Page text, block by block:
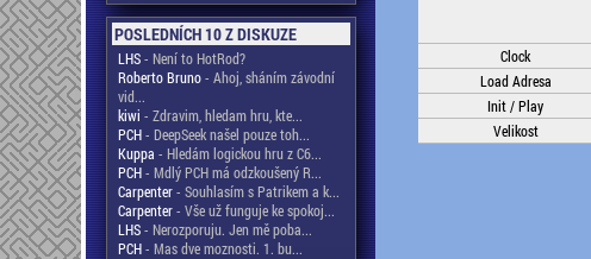
POSLEDNÍCH 10 Z DISKUZE
LHS- Není to HotRod?
Roberto Bruno- Ahoj, sháním závodní
vid...
kiwi - Zdravim, hledam hru, kte...
PCH- DeepSeek našel pouze toh...
Kuppa - Hledám logickou hru z C6...
PCH- Mdlý PCH má odzkoušený R...
Carpenter- Souhlasím s Patrikem a k...
Carpenter- Vše už funguje ke spokoj...
LHS- Nerozporuju. Jen mě poba...
PCH- Mas dve moznosti. 1. bu...
Clock
Load Adresa
Init / Play
Velikost